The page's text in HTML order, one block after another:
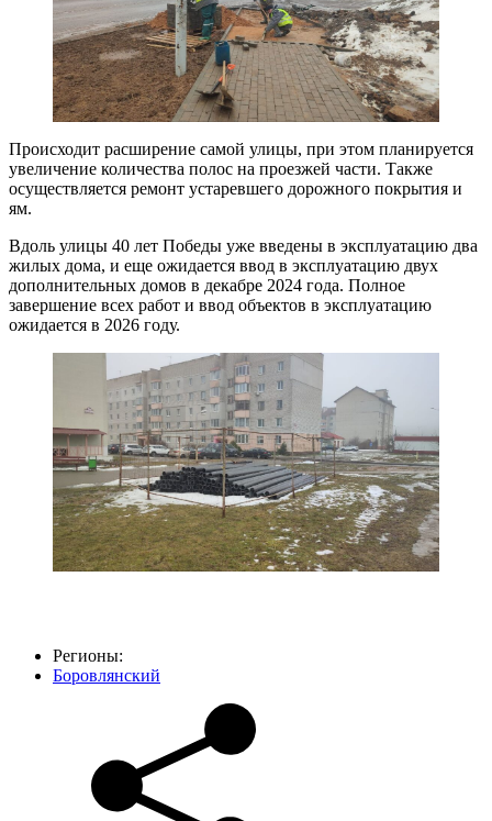
Происходит расширение самой улицы, при этом планируется
увеличение количества полос на проезжей части. Также
осуществляется ремонт устаревшего дорожного покрытия и
ям.
Вдоль улицы 40 лет Победы уже введены в эксплуатацию два
жилых дома, и еще ожидается ввод в эксплуатацию двух
дополнительных домов в декабре 2024 года. Полное
завершение всех работ и ввод объектов в эксплуатацию
ожидается в 2026 году.
Регионы:
Боровлянский